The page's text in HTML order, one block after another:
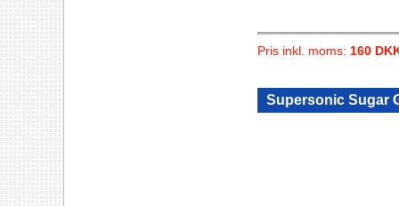
Pris inkl. moms: 160
Supersonic Sugar